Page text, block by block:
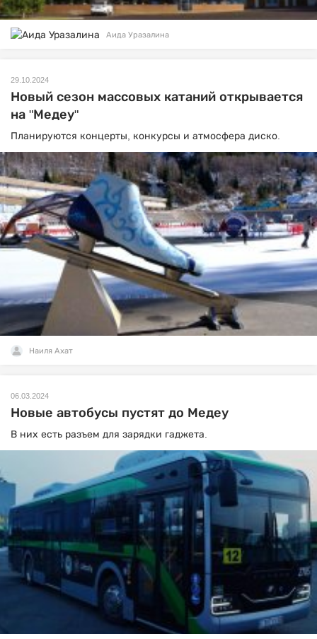
Аида Уразалина
29.10.2024
Новый сезон массовых катаний открывается
на "Медеу"
Планируются концерты, конкурсы и атмосфера диско.
Наиля Ахат
06.03.2024
Новые автобусы пустят до Медеу
В них есть разъем для зарядки гаджета.